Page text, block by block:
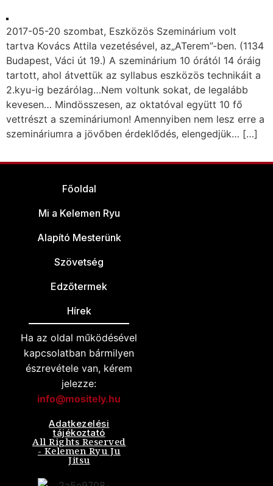
2017-05-20 szombat, Eszközös Szeminárium volt
tartva Kovács Attila vezetésével, az„ATerem”-ben. (1134
Budapest, Váci út 19.) A szeminárium 10 órától 14 óráig
tartott, ahol átvettük az syllabus eszközös technikáit a
2.kyu-ig bezárólag…Nem voltunk sokat, de legalább
kevesen… Mindösszesen, az oktatóval együtt 10 fő
vettrészt a szemináriumon! Amennyiben nem lesz erre a
szemináriumra a jövőben érdeklődés, elengedjük… […]
Főoldal
Mi a Kelemen Ryu
Alapító Mesterünk
Szövetség
Edzőtermek
Hírek
Ha az oldal működésével
kapcsolatban bármilyen
észrevétele van, kérem
jelezze:
info@mositely.hu
Adatkezelési
tájékoztató
All Rights Reserved
- Kelemen Ryu Ju
Jitsu